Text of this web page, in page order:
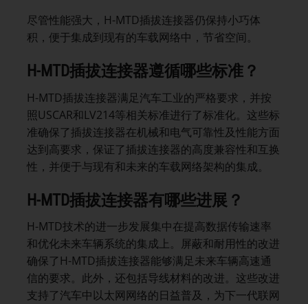
尽管性能强大，H-MTD插拔连接器仍保持小巧体
积，便于集成到现有的车载网络中，节省空间。
H-MTD插拔连接器遵循哪些标准？
H-MTD插拔连接器满足汽车工业的严格要求，并按
照USCAR和LV214等相关标准进行了标准化。这些标
准确保了插拔连接器在机械和电气可靠性及性能方面
达到高要求，保证了插拔连接器的高度兼容性和互换
性，并便于与现有和未来的车载网络架构的集成。
H-MTD插拔连接器有哪些进展？
H-MTD技术的进一步发展集中在提高数据传输速率
和优化未来车辆系统的集成上。屏蔽和耐用性的改进
确保了H-MTD插拔连接器能够满足未来车辆高速通
信的要求。此外，还包括导线材料的改进。这些改进
支持了汽车中以太网网络的日益普及，为下一代联网